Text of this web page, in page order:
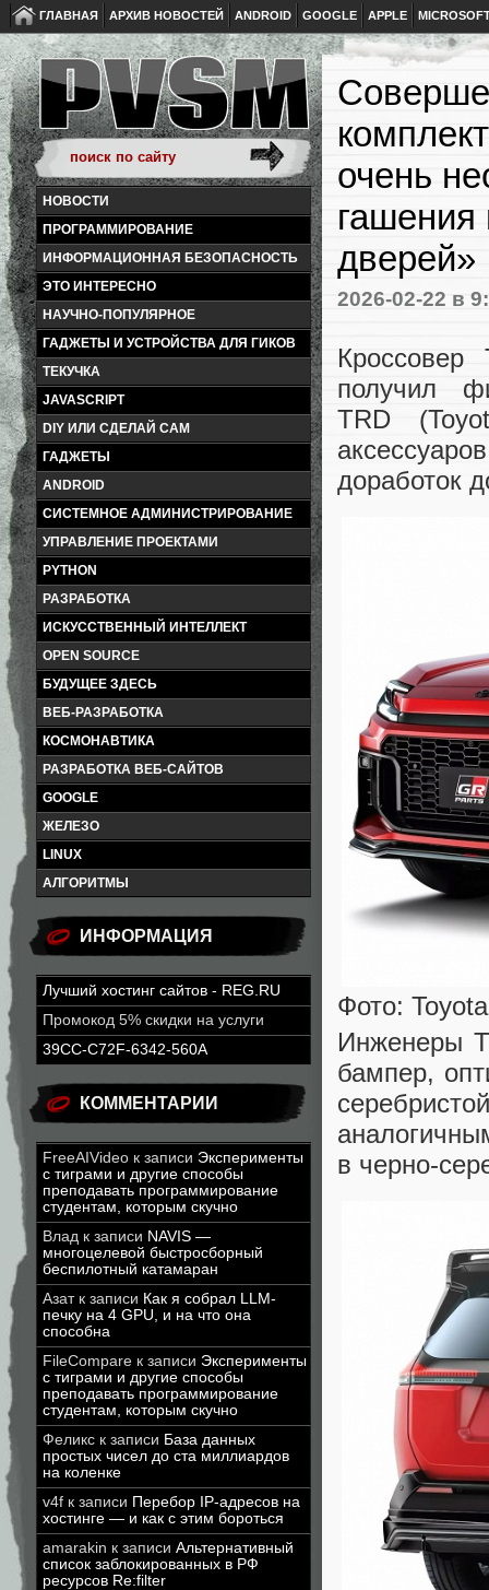
ГЛАВНАЯ АРХИВ НОВОСТЕЙ ANDROID GOOGLE APPLE
НОВОСТИ
ПРОГРАММИРОВАНИЕ
ИНФОРМАЦИОННАЯ БЕЗОПАСНОСТЬ
ЭТО ИНТЕРЕСНО
НАУЧНО-ПОПУЛЯРНОЕ
ГАДЖЕТЫ И УСТРОЙСТВА ДЛЯ ГИКОВ
ТЕКУЧКА
JAVASCRIPT
DIY ИЛИ СДЕЛАЙ САМ
ГАДЖЕТЫ
ANDROID
СИСТЕМНОЕ АДМИНИСТРИРОВАНИЕ
УПРАВЛЕНИЕ ПРОЕКТАМИ
PYTHON
РАЗРАБОТКА
ИСКУССТВЕННЫЙ ИНТЕЛЛЕКТ
OPEN SOURCE
БУДУЩЕЕ ЗДЕСЬ
ВЕБ-РАЗРАБОТКА
КОСМОНАВТИКА
РАЗРАБОТКА ВЕБ-САЙТОВ
GOOGLE
ЖЕЛЕЗО
LINUX
АЛГОРИТМЫ
ИНФОРМАЦИЯ
Лучший хостинг сайтов - REG.RU
Промокод 5% скидки на услуги
39CC-C72F-6342-560A
КОММЕНТАРИИ
FreeAIVideo к записи Эксперименты
с тиграми и другие способы
преподавать программирование
студентам, которым скучно
Влад к записи NAVIS —
многоцелевой быстросборный
беспилотный катамаран
Азатк записи Как я собрал LLM-
печку на 4 GPU, и на что она
способна
FileCompare к записи Эксперименты
с тиграми и другие способы
преподавать программирование
студентам, которым скучно
Феликс к записи База данных
простых чисел до ста миллиардов
на коленке
v4f к записи Перебор IP-адресов на
хостинге — и как с этим бороться
amarakin к записи Альтернативный
список заблокированных в РФ
ресурсов Re:filter
очень
гашения
дверей»
2026-02-22 в
получил
TRD
доработок
Фото:
Инженеры
бампер,
в черно-